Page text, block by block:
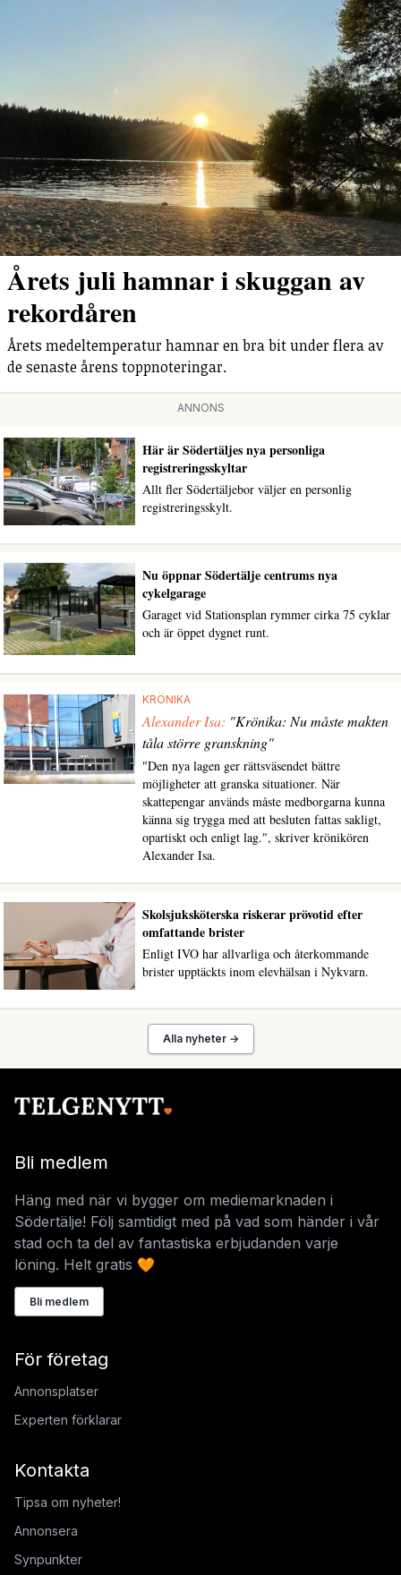
Årets juli hamnar i skuggan av
rekordåren
Årets medeltemperatur hamnar en bra bit under flera av
de senaste årens toppnoteringar.
ANNONS
Här är Södertäljes nya personliga
registreringsskyltar
Allt fler Södertäljebor väljer en personlig
registreringsskylt.
Nu öppnar Södertälje centrums nya
cykelgarage
Garaget vid Stationsplan rymmer cirka 75 cyklar
och är öppet dygnet runt.
KRÖNIKA
Alexander Isa: "Krönika: Nu måste makten
tåla större granskning"
"Den nya lagen ger rättsväsendet bättre
möjligheter att granska situationer. När
skattepengar används måste medborgarna kunna
känna sig trygga med att besluten fattas sakligt,
opartiskt och enligt lag.", skriver krönikören
Alexander Isa.
Skolsjuksköterska riskerar prövotid efter
omfattande brister
Enligt IVO har allvarliga och återkommande
brister upptäckts inom elevhälsan i Nykvarn.
Alla nyheter →
Bli medlem
Häng med när vi bygger om mediemarknaden i
Södertälje! Följ samtidigt med på vad som händer i vår
stad och ta del av fantastiska erbjudanden varje
löning. Helt gratis 🧡
Bli medlem
För företag
Annonsplatser
Experten förklarar
Kontakta
Tipsa om nyheter!
Annonsera
Synpunkter